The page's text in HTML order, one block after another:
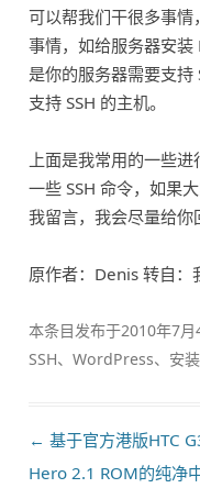
可以帮我们干很多事情
事情，如给服务器安
是你的服务器需要支持
支持 SSH 的主机。
上面是我常用的一些
一些 SSH 命令，如果
我留言，我会尽量给你
原作者：Denis 转自：
本条目发布于2010年7月
SSH、WordPress、 安装
文
章
← 基于官方港版HTC
Hero 2.1 ROM的纯净